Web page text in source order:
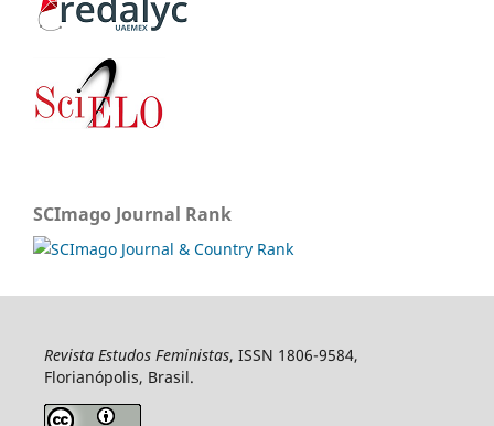
SCImago Journal Rank
Revista Estudos Feministas, ISSN 1806-9584,
Florianópolis, Brasil.